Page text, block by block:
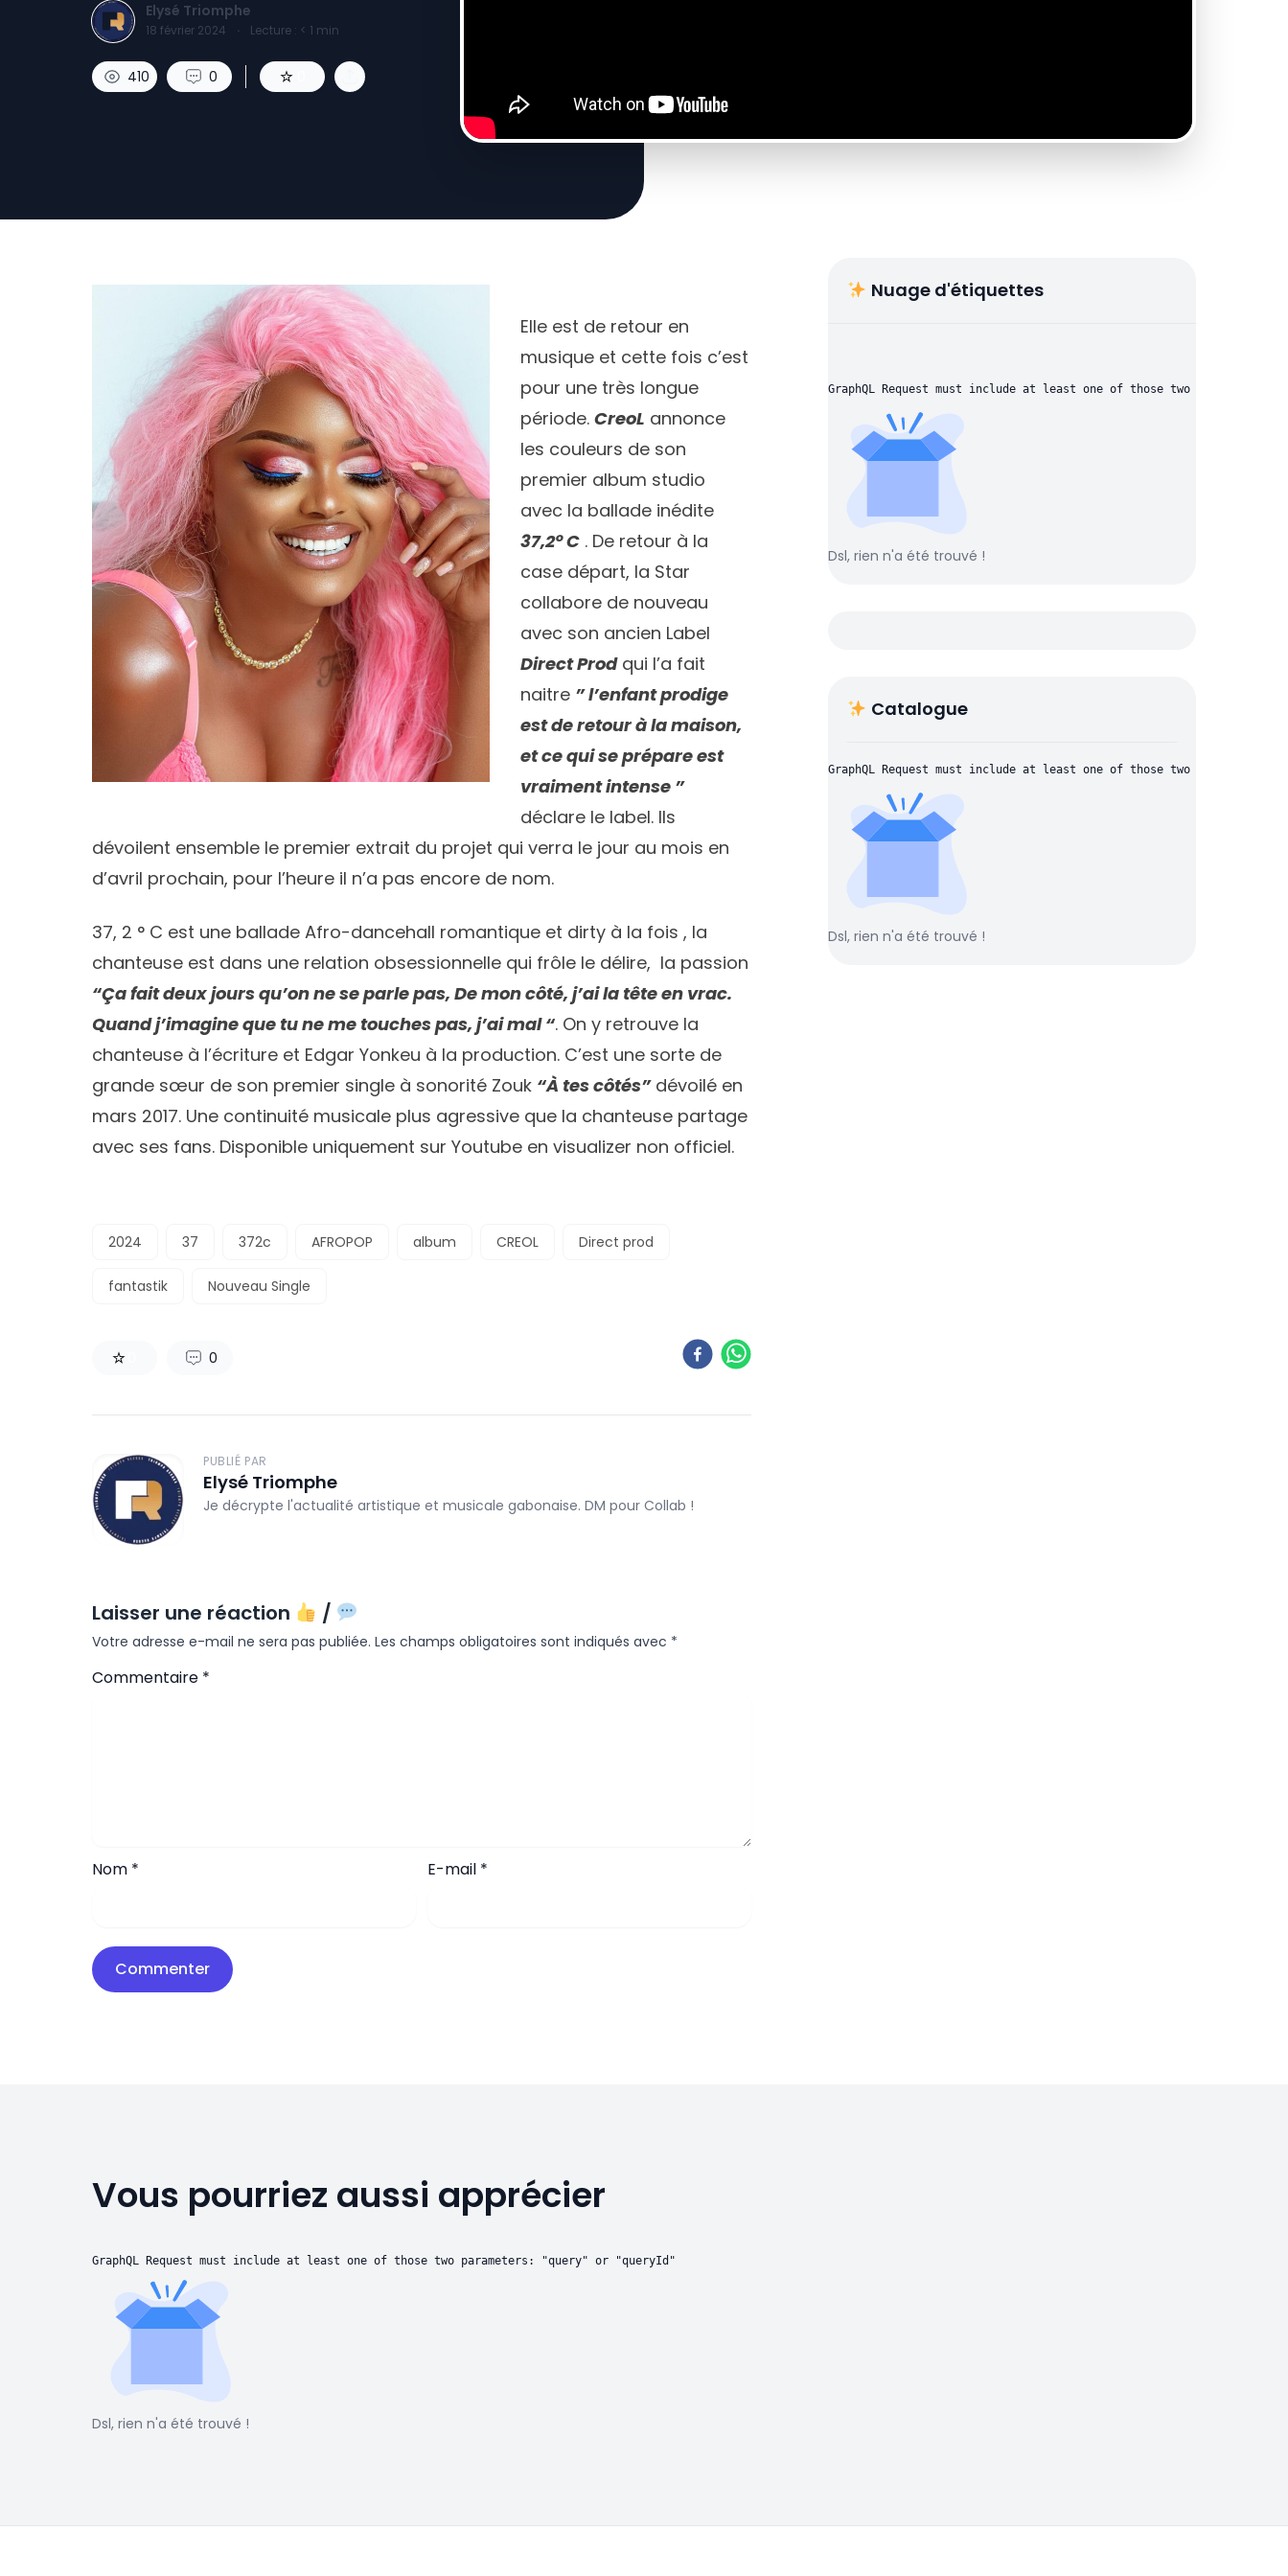
Elysé Triomphe
18 février 2024 · Lecture : < 1 min
410 0
Elle est de retour en
musique et cette fois c’est
pour une très longue
période. CreoL annonce
les couleurs de son
premier album studio
avec la ballade inédite
37,2° C . De retour à la
case départ, la Star
collabore de nouveau
avec son ancien Label
Direct Prodqui l’a fait
naitre ” l’enfant prodige
est de retour à la maison,
et ce qui se prépare est
vraiment intense ”
déclare le label. Ils
dévoilent ensemble le premier extrait du projet qui verra le jour au mois en
d’avril prochain, pour l’heure il n’a pas encore de nom.
37, 2 ° C est une ballade Afro-dancehall romantique et dirty à la fois , la
chanteuse est dans une relation obsessionnelle qui frôle le délire, la passion
“Ça fait deux jours qu’on ne se parle pas, De mon côté, j’ai la tête en vrac.
Quand j’imagine que tu ne me touches pas, j’ai mal “. On y retrouve la
chanteuse à l’écriture et Edgar Yonkeu à la production. C’est une sorte de
grande sœur de son premier single à sonorité Zouk “À tes côtés”dévoilé en
mars 2017. Une continuité musicale plus agressive que la chanteuse partage
avec ses fans. Disponible uniquement sur Youtube en visualizer non officiel.
2024 37 372c AFROPOP album CREOL Direct prod
fantastik Nouveau Single
0
PUBLIÉ PAR
Elysé Triomphe
Je décrypte l'actualité artistique et musicale gabonaise. DM pour Collab !
Laisser une réaction /
Votre adresse e-mail ne sera pas publiée. Les champs obligatoires sont indiqués avec *
Commentaire *
Nom * E-mail *
Nuage d'étiquettes
GraphQL Request must include at least one of those two parameters:
Dsl, rien n'a été trouvé !
Catalogue
GraphQL Request must include at least one of those two parameters:
Dsl, rien n'a été trouvé !
Vous pourriez aussi apprécier
GraphQL Request must include at least one of those two parameters: "query" or "queryId"
Dsl, rien n'a été trouvé !